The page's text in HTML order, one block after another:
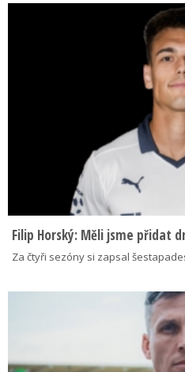
Filip Horský: Měli jsme přidat
Za čtyři sezóny si zapsal